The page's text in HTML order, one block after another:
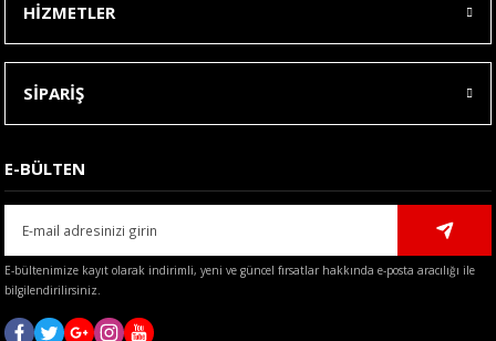
Ürün fiyatı diğer sitelerden daha pahalı.
Bu ürüne benzer farklı alternatifler olmalı.
Gönder
HİZMETLER
SİPARİŞ
E-BÜLTEN
E-bültenimize kayıt olarak indirimli, yeni ve güncel fırsatlar hakkında e-posta aracılığı ile
bilgilendirilirsiniz.